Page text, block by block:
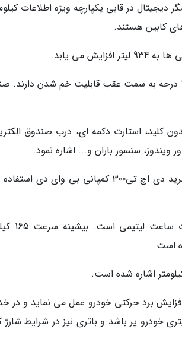
تکنولوژی هواوی و های کار 3.0 استفاده شده است. 2 نمایشگر دیجیتال در قابی یکپارچه ویژه اطلاعات
جانمایی صندلی ها به شکل 2+3+2 است. صندلی های ردیف جلو تا 165 درجه به سمت عقب قابلیت خم شدن
کلید، استارت دکمه ای، درب صندوق
ویندوز، سنسور باران و... اشاره نمود.
در بخش پیشرانه لندیان ئی5 از تپنده 1.5 لیتری 4 سیلندر و سیستم هیبرید دی اچ تی300 کمپانی بی
بسته باتری سیستم الکتریکی با
افزایش برد حرکتی خودرو عمل می نماید و در
الکتریکی 130 کیلوواتی قرار گرفته است. بدین ترتیب اگر باک 60 لیتری خودرو پر باشد و باتری نیز در